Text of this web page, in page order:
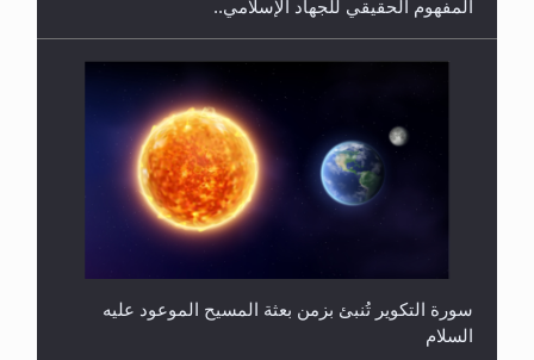
حقيقة المسيح الدجال